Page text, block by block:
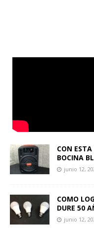
CON
BOCINA
junio 12,
COMO
DURE 50
junio 12,